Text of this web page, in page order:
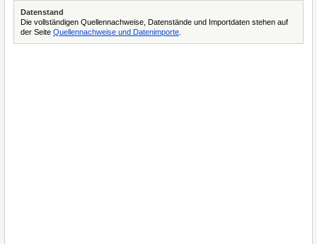
Datenstand
Die vollständigen Quellennachweise, Datenstände und Importdaten stehen auf
der Seite Quellennachweise und Datenimporte